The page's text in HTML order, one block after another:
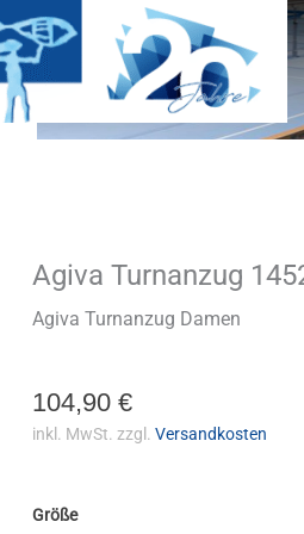
Agiva Turnanzug
Agiva Turnanzug Damen
104,90 €
inkl. MwSt. zzgl. Versandkosten
Größe
Agiva
Turnanzug
1452